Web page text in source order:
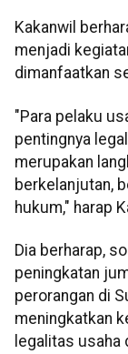
Kakanwil
menjadi
dimanfaatkan
"Para pelaku
pentingnya
merupakan
berkelanjutan,
hukum," harap
Dia berharap,
peningkatan
perorangan di
meningkatkan
legalitas